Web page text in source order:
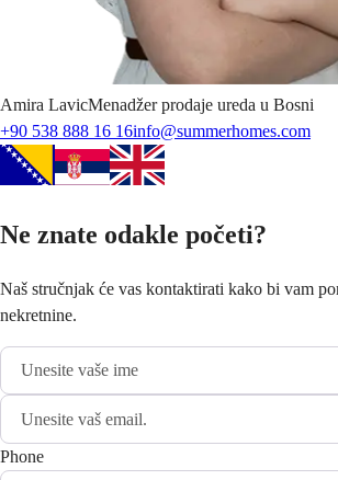
Amira LavicMenadžer prodaje ureda u Bosni
+90 538 888 16 16info@summerhomes.com
Ne znate odakle početi?
Naš stručnjak će vas kontaktirati kako bi vam
nekretnine.
Phone